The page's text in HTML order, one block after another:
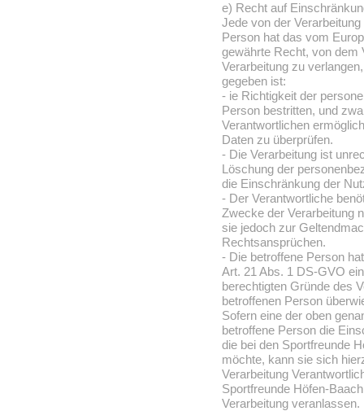
e) Recht auf
Jede von der
Person hat das vom
gewährte Recht, von dem
Verarbeitung zu
gegeben ist:
- ie Richtigkeit der
Person bestritten, und
Verantwortlichen
Daten zu überprüfen.
- Die Verarbeitung ist
Löschung der
die Einschränkung der
- Der Verantwortliche
Zwecke der Verarbeitung
sie jedoch zur
Rechtsansprüchen.
- Die betroffene Person
Art. 21 Abs. 1 DS-GVO
berechtigten Gründe des
betroffenen Person
Sofern eine der oben
betroffene Person die
die bei den Sportfreunde
möchte, kann sie sich
Verarbeitung
Sportfreunde Höfen-
Verarbeitung veranlassen.